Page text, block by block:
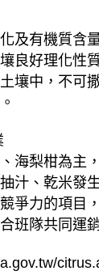
及有機質含
良好理化性
壤中，不可
海梨柑為主
汁、乾米發
爭力的項目
班隊共同運